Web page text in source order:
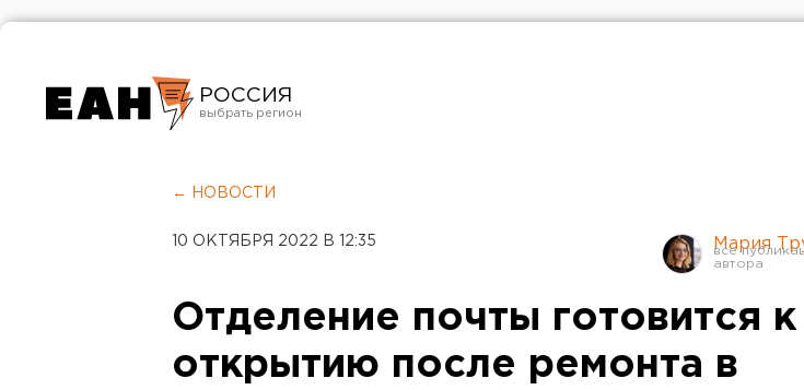
РОССИЯ
Челябинск
← НОВОСТИ
10 ОКТЯБРЯ 2022 В 12:35 Мария
Отделение почты готовится к
открытию после ремонта в